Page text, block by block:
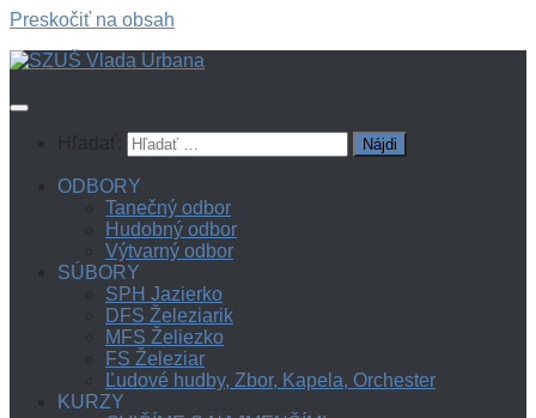
Preskočiť na obsah
ODBORY
Tanečný odbor
Hudobný odbor
Výtvarný odbor
SÚBORY
SPH Jazierko
DFS Železiarik
MFS Želiezko
FS Železiar
Ľudové hudby, Zbor, Kapela, Orchester
KURZY